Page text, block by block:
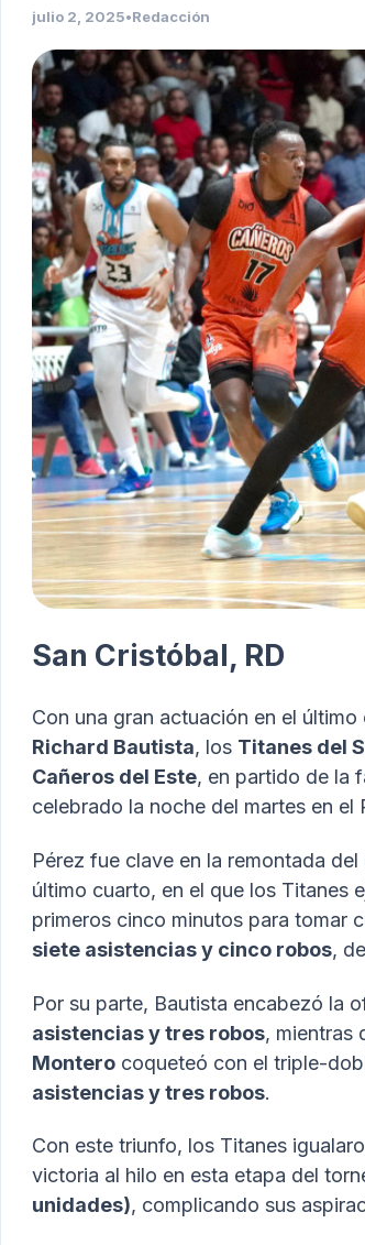
julio 2, 2025•Redacción
San Cristóbal, RD
Con una gran actuación en el último
Richard Bautista, los Titanes del
Cañeros del Este, en partido de la
celebrado la noche del martes en
Pérez fue clave en la remontada
último cuarto, en el que los Titanes
primeros cinco minutos para tomar
siete asistencias y cinco robos,
Por su parte, Bautista encabezó la
asistencias y tres robos, mientras
Montero coqueteó con el triple-
asistencias y tres robos.
Con este triunfo, los Titanes
victoria al hilo en esta etapa del
unidades), complicando sus